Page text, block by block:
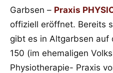
Garbsen – Praxis
offiziell eröffnet. Bereits
gibt es in Altgarbsen auf
150 (im ehemaligen
Physiotherapie- Praxis